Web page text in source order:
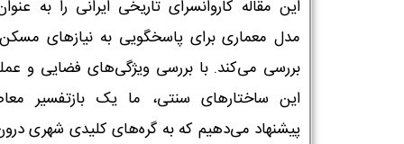
این مقاله کاروانسرای تاریخی ایرانی را به
مدل معماری برای پاسخگویی به نیازهای
بررسی می‌کند. با بررسی ویژگی‌های فضایی و
این ساختارهای سنتی، ما یک بازتفسیر
پیشنهاد می‌دهیم که به گره‌های کلیدی شهری